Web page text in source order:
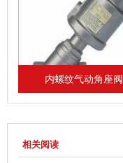
内螺纹气动角座阀
相关阅读